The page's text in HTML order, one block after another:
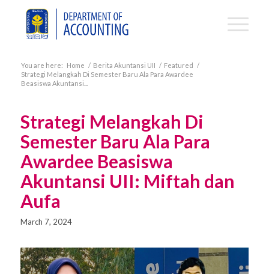
You are here: Home / Berita Akuntansi UII / Featured /
Strategi Melangkah Di Semester Baru Ala Para Awardee
Beasiswa Akuntansi...
Strategi Melangkah Di
Semester Baru Ala Para
Awardee Beasiswa
Akuntansi UII: Miftah dan
Aufa
March 7, 2024